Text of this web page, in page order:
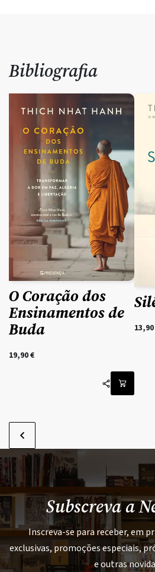
Bibliografia
O Coração dos
Ensinamentos de
Buda
19,90€
13,90
Subscreva a
Inscreva-se para receber, em
exclusivas, promoções especiais,
e outras